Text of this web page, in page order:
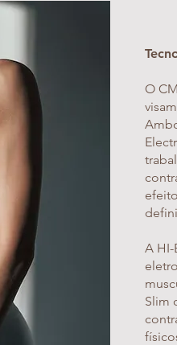
O
A
Slim